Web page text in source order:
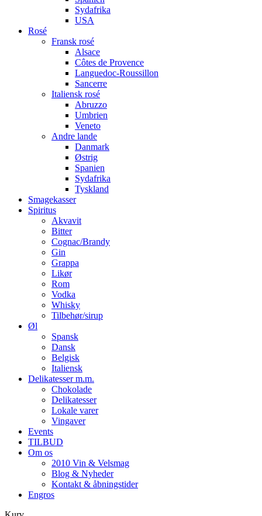
Sydafrika
USA
Rosé
Fransk rosé
Alsace
Côtes de Provence
Languedoc-Roussillon
Sancerre
Italiensk rosé
Abruzzo
Umbrien
Veneto
Andre lande
Danmark
Østrig
Spanien
Sydafrika
Tyskland
Smagekasser
Spiritus
Akvavit
Bitter
Cognac/Brandy
Gin
Grappa
Likør
Rom
Vodka
Whisky
Tilbehør/sirup
Øl
Spansk
Dansk
Belgisk
Italiensk
Delikatesser m.m.
Chokolade
Delikatesser
Lokale varer
Vingaver
Events
TILBUD
Om os
2010 Vin & Velsmag
Blog & Nyheder
Kontakt & åbningstider
Engros